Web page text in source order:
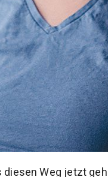
Weg jetzt